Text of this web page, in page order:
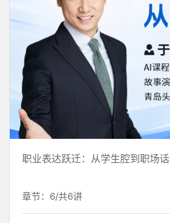
职业表达跃迁：从学生腔到职场话
章节：6/共6讲